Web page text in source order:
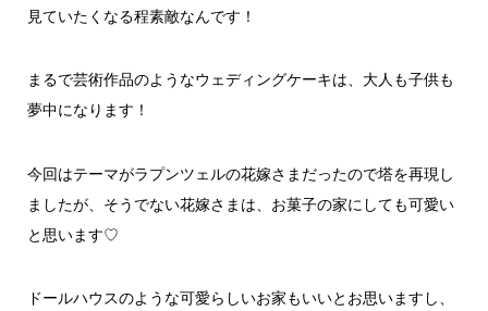
見ていたくなる程素敵なんです！
まるで芸術作品のようなウェディングケーキは、大人も子供も
夢中になります！
今回はテーマがラプンツェルの花嫁さまだったので塔を再現し
ましたが、そうでない花嫁さまは、お菓子の家にしても可愛い
と思います♡
ドールハウスのような可愛らしいお家もいいとお思いますし、